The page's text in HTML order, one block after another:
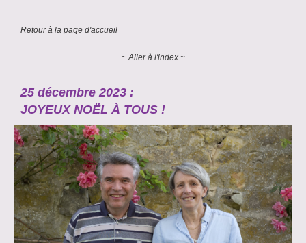
Retour à la page d'accueil
~ Aller à l'index ~
25 décembre 2023 :
JOYEUX NOËL À TOUS !